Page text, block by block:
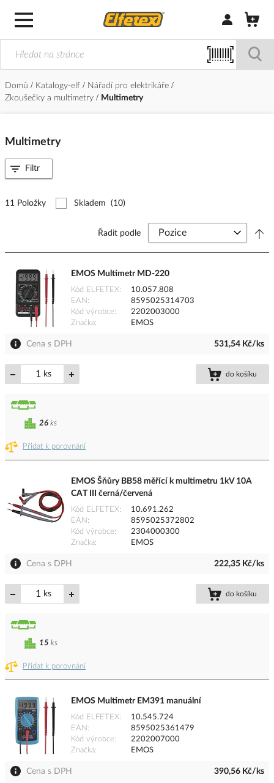
Přihlásit/
Domů Katalogy-elf
Nářadí pro elektrikáře
Zkoušečky a multimetry
Multimetry
Multimetry
11 Položky Skladem (10)
Řadit podle
EMOS Multimetr MD-220
Kód ELFETEX
10.057.808
EAN
8595025314703
Kód výrobce
2202003000
Značka
EMOS
Cena s DPH 531,54 Kč/ks
ks do košíku
Přidat k porovnání
26 ks
EMOS Šňůry BB58 měřící k multimetru 1kV 10A
CAT III černá/červená
Kód ELFETEX
10.691.262
EAN
8595025372802
Kód výrobce
2304000300
Značka
EMOS
Cena s DPH 222,35 Kč/ks
ks do košíku
Přidat k porovnání
15 ks
EMOS Multimetr EM391 manuální
Kód ELFETEX
10.545.724
EAN
8595025361479
Kód výrobce
2202007000
Značka
EMOS
Cena s DPH 390,56 Kč/ks
Filtr